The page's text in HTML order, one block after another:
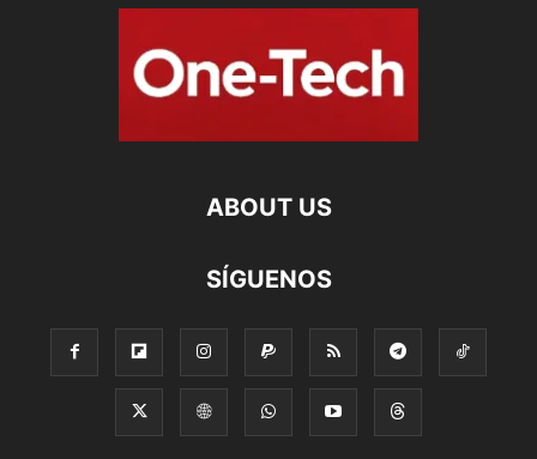
ABOUT US
SÍGUENOS